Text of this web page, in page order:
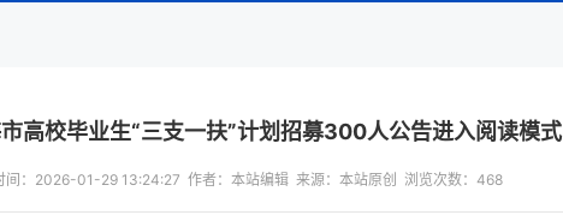
高校毕业生“三支一扶”计划招募300人公告进入阅读模式
间：2026-01-29 13:24:27 作者：本站编辑 来源：本站原创 浏览次数： 468